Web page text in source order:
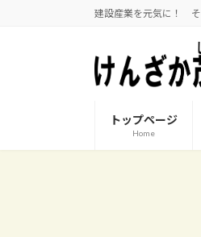
建設産業を元気に！ そ
トップページ
Home